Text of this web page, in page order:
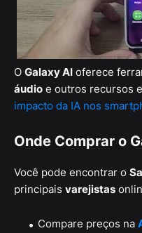
O Galaxy AI oferece
áudio e outros recursos
impacto da IA nos
Onde Comprar o
Você pode encontrar o
principais varejistas
Compare preços na